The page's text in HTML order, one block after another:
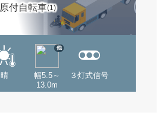
原付自転車(1)
晴
幅5.5～
13.0m
他
３灯式信号